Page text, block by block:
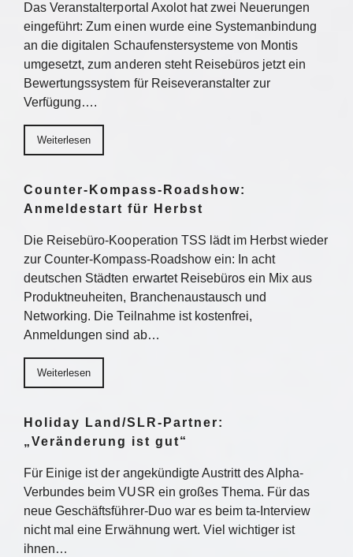
Das Veranstalterportal Axolot hat zwei Neuerungen
eingeführt: Zum einen wurde eine Systemanbindung
an die digitalen Schaufenstersysteme von Montis
umgesetzt, zum anderen steht Reisebüros jetzt ein
Bewertungssystem für Reiseveranstalter zur
Verfügung….
Weiterlesen
Counter-Kompass-Roadshow:
Anmeldestart für Herbst
Die Reisebüro-Kooperation TSS lädt im Herbst wieder
zur Counter-Kompass-Roadshow ein: In acht
deutschen Städten erwartet Reisebüros ein Mix aus
Produktneuheiten, Branchenaustausch und
Networking. Die Teilnahme ist kostenfrei,
Anmeldungen sind ab…
Weiterlesen
Holiday Land/SLR-Partner:
„Veränderung ist gut“
Für Einige ist der angekündigte Austritt des Alpha-
Verbundes beim VUSR ein großes Thema. Für das
neue Geschäftsführer-Duo war es beim ta-Interview
nicht mal eine Erwähnung wert. Viel wichtiger ist
ihnen…